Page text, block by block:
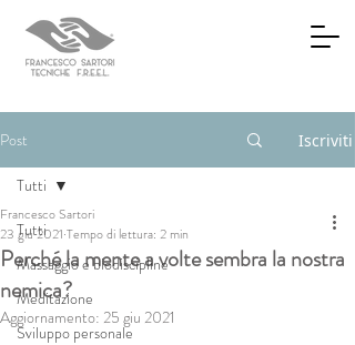
Post Iscriviti
Tutti
Massaggio e biodiscipline
Meditazione
Sviluppo personale
Tutti
Perché la mente a volte sembra la nostra
nemica?
Francesco Sartori
23 giu 2021 Tempo di lettura: 2 min
Aggiornamento: 25 giu 2021